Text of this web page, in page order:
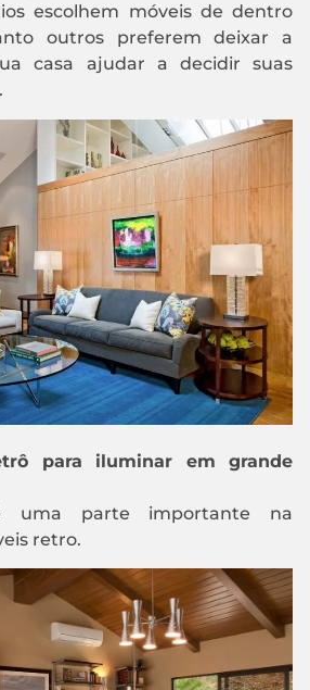
escolhem móveis de dentro
outros preferem deixar a
casa ajudar a decidir suas
para iluminar em grande
uma parte importante na
retro.